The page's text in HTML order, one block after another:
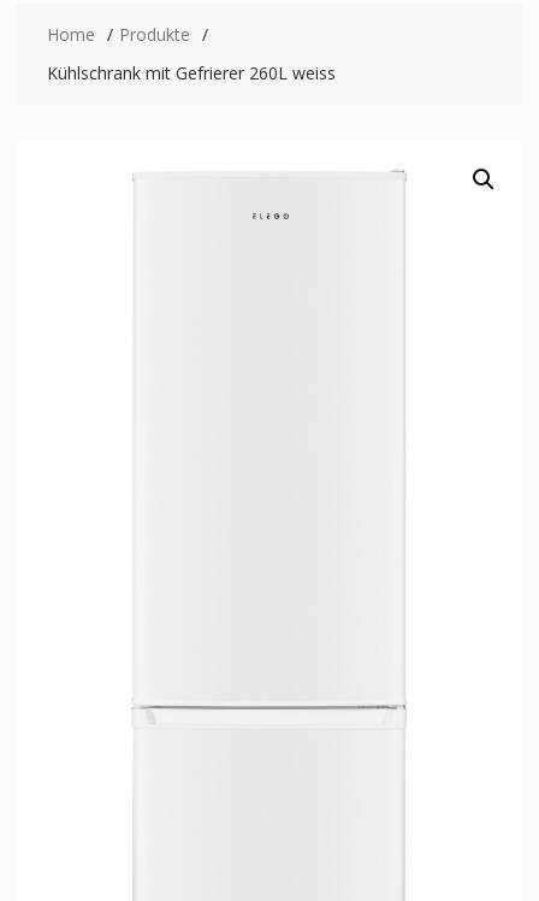
Home
Produkte
Kühlschrank mit Gefrierer 260L weiss